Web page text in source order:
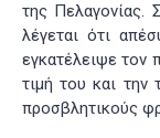
της Πελαγονίας.
λέγεται ότι
εγκατέλειψε τον
τιμή του και
προσβλητικούς